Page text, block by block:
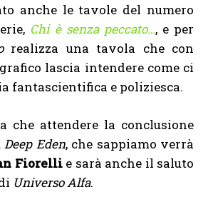
anche le tavole del numero
Chi è senza peccato…, e per
realizza una tavola che con
lascia intendere come ci
fantascientifica e poliziesca.
che attendere la conclusione
Deep Eden, che sappiamo verrà
Fiorellie sarà anche il saluto
Universo Alfa.